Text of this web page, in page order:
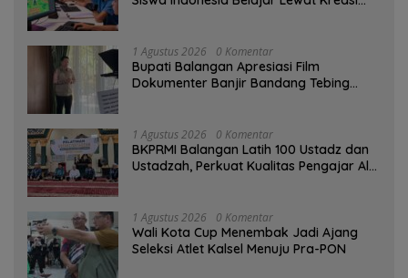
1 Agustus 2026 0 Komentar
Bupati Balangan Apresiasi Film
Dokumenter Banjir Bandang Tebing
1 Agustus 2026 0 Komentar
BKPRMI Balangan Latih 100 Ustadz dan
Ustadzah, Perkuat Kualitas Pengajar Al-
1 Agustus 2026 0 Komentar
Wali Kota Cup Menembak Jadi Ajang
Seleksi Atlet Kalsel Menuju Pra-PON